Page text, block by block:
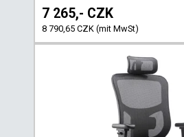
7 265,- CZK
8 790,65 CZK (mit MwSt)